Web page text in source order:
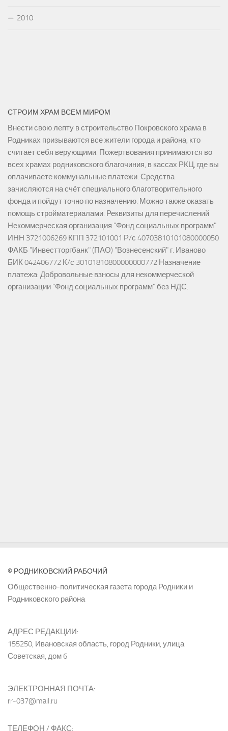
2010
СТРОИМ ХРАМ ВСЕМ МИРОМ
Внести свою лепту в строительство Покровского храма в
Родниках призываются все жители города и района, кто
считает себя верующими. Пожертвования принимаются во
всех храмах родниковского благочиния, в кассах РКЦ, где вы
оплачиваете коммунальные платежи. Средства
зачисляются на счёт специального благотворительного
фонда и пойдут точно по назначению. Можно также оказать
помощь стройматериалами. Реквизиты для перечислений
Некоммерческая организация "Фонд социальных программ"
ИНН 3721006269 КПП 372101001 Р/с 40703810101080000050
ФАКБ "Инвестторгбанк" (ПАО) "Вознесенский" г. Иваново
БИК 042406772 К/с 30101810800000000772 Назначение
платежа: Добровольные взносы для некоммерческой
организации "Фонд социальных программ" без НДС.
© РОДНИКОВСКИЙ РАБОЧИЙ
Общественно-политическая газета города Родники и
Родниковского района
АДРЕС РЕДАКЦИИ:
155250, Ивановская область, город Родники, улица
Советская, дом 6
ЭЛЕКТРОННАЯ ПОЧТА:
rr-037@mail.ru
ТЕЛЕФОН / ФАКС: